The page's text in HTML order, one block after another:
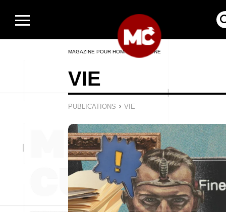
MAGAZINE POUR HOMMES EN LIGNE
VIE
PUBLICATIONS › VIE